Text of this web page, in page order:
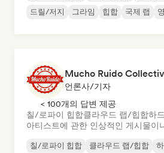
드릴/저지
그라임 힙합 국제 랩
Mucho Ruido
언론사/기자
< 100개의 답변 제공
칠/로파이 힙합클라우드 랩/힙합하
아티스트에 관한 인상적인 게시물이
칠/로파이 힙합 클라우드 랩/힙합